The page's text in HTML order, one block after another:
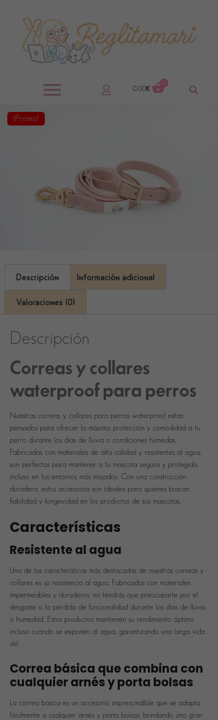
0,00€
0
¡Promo!
Descripción Información adicional
Valoraciones (0)
Descripción
Correas y collares
waterproof para perros
Nuestras correas y collares para perros waterproof están
pensados para ofrecer la máxima protección y comodidad a tu
perro durante los días de lluvia o condiciones húmedas.
Fabricadas con materiales de alta calidad y resistentes al agua,
son perfectas para mantener a tu mascota segura y protegida,
incluso en los entornos más mojados. Con una construcción
duradera, estos accesorios son ideales para quienes buscan
fiabilidad y longevidad en los productos de sus mascotas.
Características
Resistente al agua
Una de las características más destacadas de nuestras correas y
collares es su resistencia al agua. Fabricados con materiales
impermeables y duraderos, no tendrás que preocuparte por el
desgaste o la pérdida de funcionalidad durante los días de lluvia
o humedad. Estos productos mantienen su rendimiento óptimo
incluso cuando se exponen al agua, garantizando una larga vida
útil.
Correa básica que combina con
cualquier arnés y porta bolsas
La correa básica es un accesorio imprescindible que se adapta
fácilmente a cualquier arnés y porta bolsas, brindando una gran